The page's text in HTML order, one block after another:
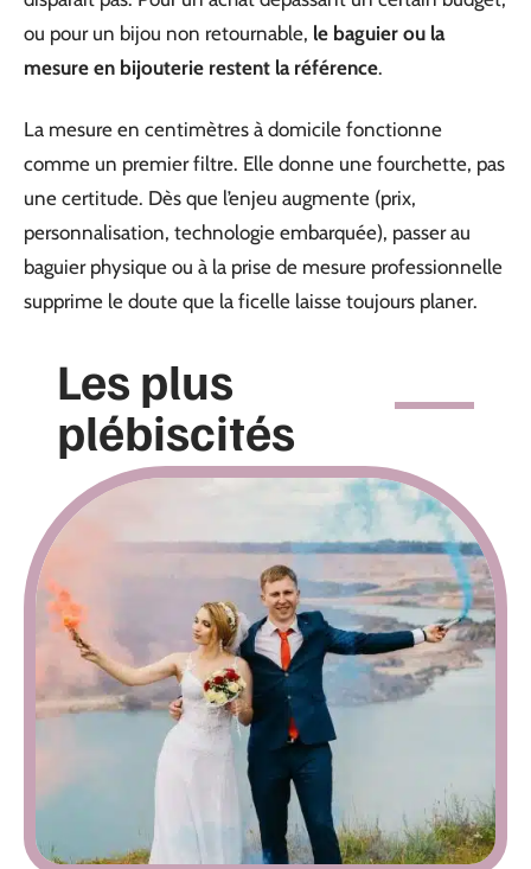
ou pour un bijou non retournable, le baguier ou la
mesure en bijouterie restent la référence.
La mesure en centimètres à domicile fonctionne
comme un premier filtre. Elle donne une fourchette, pas
une certitude. Dès que l’enjeu augmente (prix,
personnalisation, technologie embarquée), passer au
baguier physique ou à la prise de mesure professionnelle
supprime le doute que la ficelle laisse toujours planer.
Les plus
plébiscités